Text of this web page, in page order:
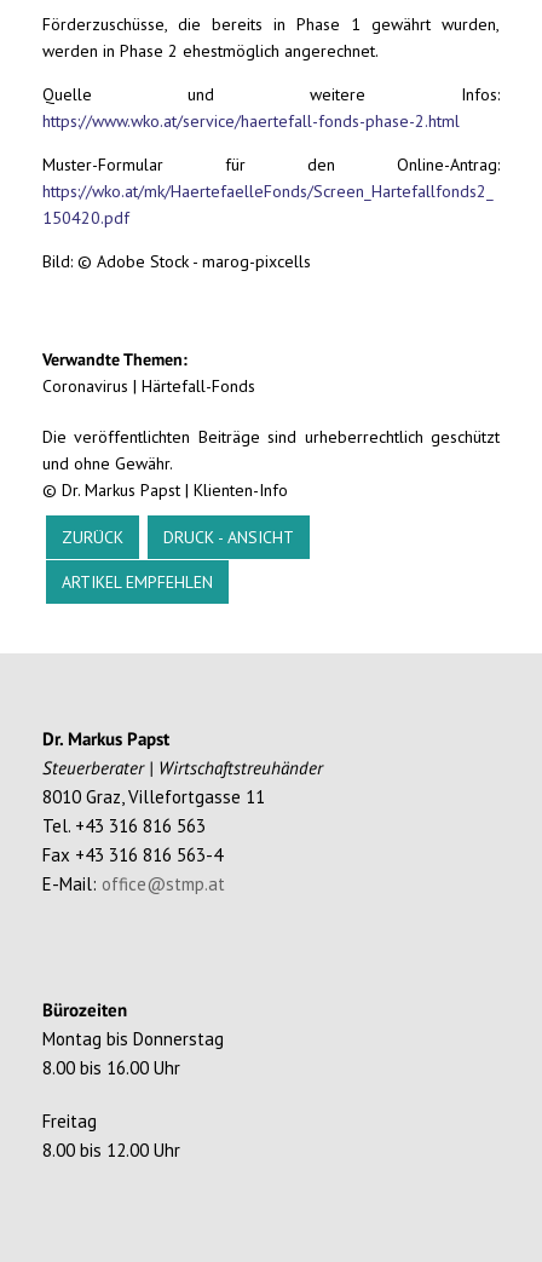
Förderzuschüsse, die bereits in Phase 1 gewährt wurden,
werden in Phase 2 ehestmöglich angerechnet.
Quelle und weitere Infos:
https://www.wko.at/service/haertefall-fonds-phase-2.html
Muster-Formular für den Online-Antrag:
https://wko.at/mk/HaertefaelleFonds/Screen_Hartefallfonds2_
150420.pdf
Bild: © Adobe Stock - marog-pixcells
Verwandte Themen:
Coronavirus | Härtefall-Fonds
Die veröffentlichten Beiträge sind urheberrechtlich geschützt
und ohne Gewähr.
© Dr. Markus Papst | Klienten-Info
ZURÜCK DRUCK - ANSICHT
ARTIKEL EMPFEHLEN
Dr. Markus Papst
Steuerberater | Wirtschaftstreuhänder
8010 Graz, Villefortgasse 11
Tel. +43 316 816 563
Fax +43 316 816 563-4
E-Mail: office@stmp.at
Bürozeiten
Montag bis Donnerstag
8.00 bis 16.00 Uhr
Freitag
8.00 bis 12.00 Uhr